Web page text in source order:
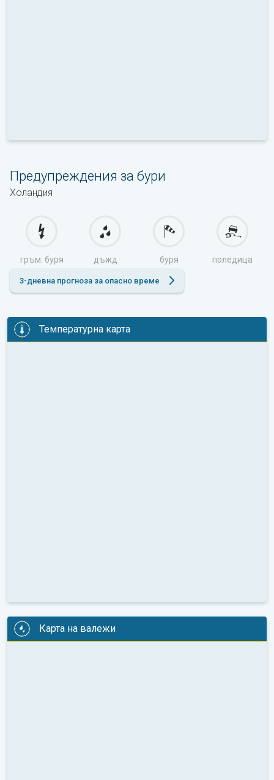
Предупреждения за бури
Холандия
гръм. буря дъжд буря поледица
3-дневна прогноза за опасно време
Температурна карта
Карта на валежи